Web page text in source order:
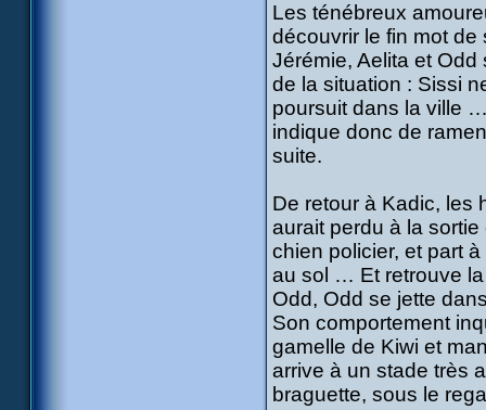
Les ténébreux
découvrir le fin mot
Jérémie, Aelita et
de la situation : Sissi
poursuit dans la ville
indique donc de
suite.
De retour à Kadic, les
aurait perdu à la
chien policier, et part
au sol … Et retrouve la
Odd, Odd se jette
Son comportement
gamelle de Kiwi et
arrive à un stade très
braguette, sous le